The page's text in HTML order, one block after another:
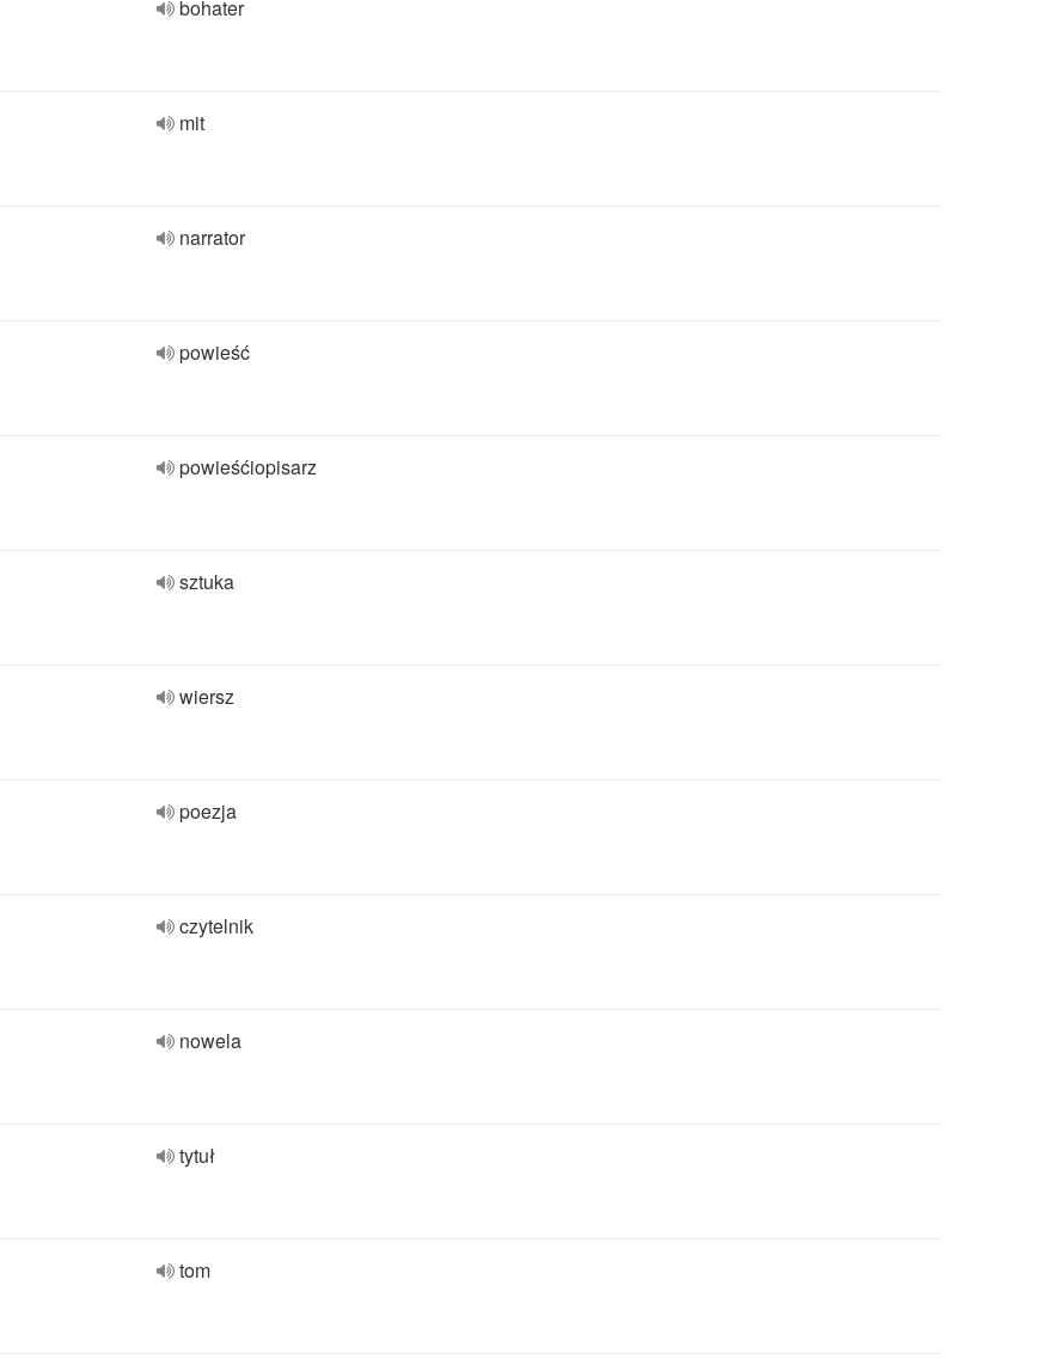
bohater
mit
narrator
powieść
powieśćiopisarz
sztuka
wiersz
poezja
czytelnik
nowela
tytuł
tom